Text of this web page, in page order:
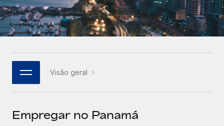
Português (Portugal)
日本語
한국어
中文（简体）
Visão geral
Empregar no Panamá